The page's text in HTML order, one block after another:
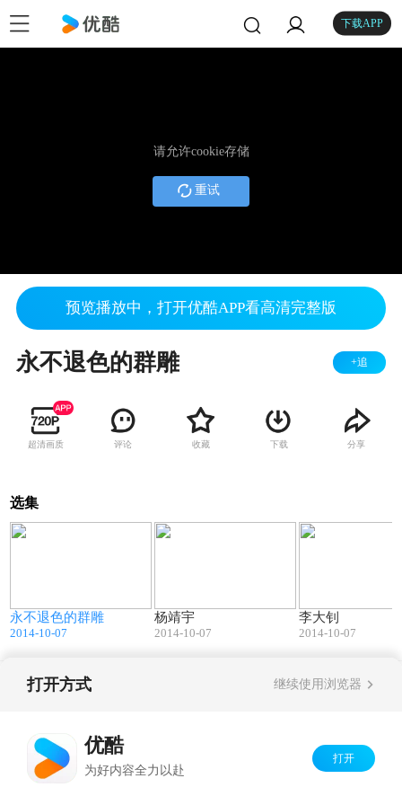
下载APP
请允许cookie存储
重试
预览播放中，打开优酷APP看高清完整版
永不退色的群雕 +追
超清画质 评论 收藏 下载 分享
选集
永不退色的群雕
2014-10-07
杨靖宇
2014-10-07
李大钊
2014-10-07
版权所有
打开方式 继续使用浏览器
优酷
为好内容全力以赴
打开